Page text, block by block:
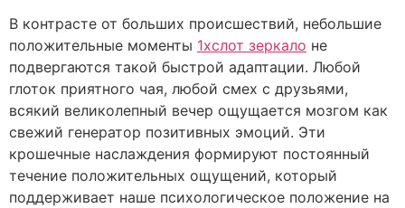
В контрасте от больших происшествий, небольшие
положительные моменты 1хслот зеркало не
подвергаются такой быстрой адаптации. Любой
глоток приятного чая, любой смех с друзьями,
всякий великолепный вечер ощущается мозгом как
свежий генератор позитивных эмоций. Эти
крошечные наслаждения формируют постоянный
течение положительных ощущений, который
поддерживает наше психологическое положение на